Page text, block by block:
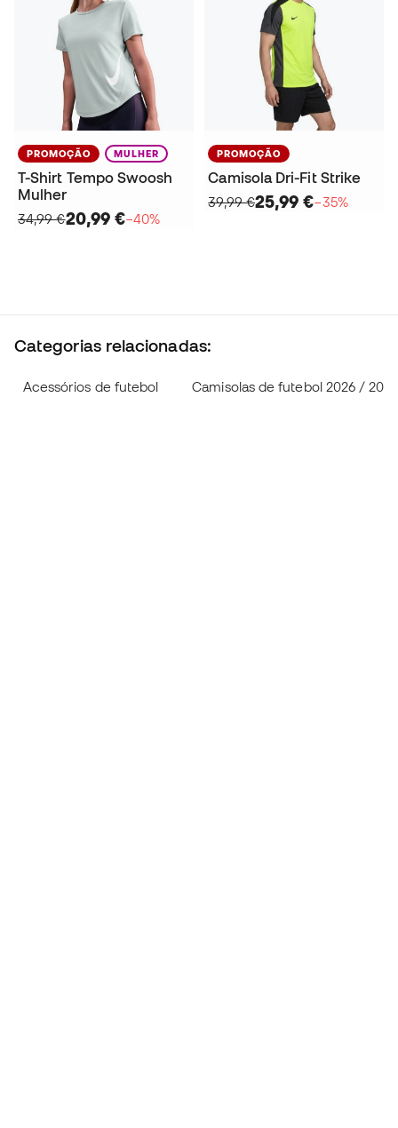
PROMOÇÃO MULHER
T-Shirt Tempo Swoosh
Mulher
34,99 €20,99 €−40%
PROMOÇÃO
Camisola Dri-Fit Strike
39,99 €25,99 €−35%
Categorias relacionadas:
Acessórios de futebol Camisolas de futebol 2026 / 2027